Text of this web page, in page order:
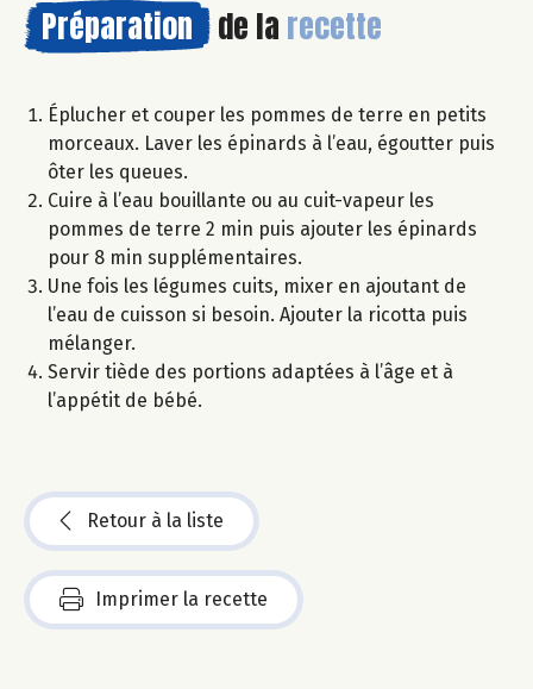
Préparation de la recette
Éplucher et couper les pommes de terre en petits
morceaux. Laver les épinards à l’eau, égoutter puis
ôter les queues.
Cuire à l’eau bouillante ou au cuit-vapeur les
pommes de terre 2 min puis ajouter les épinards
pour 8 min supplémentaires.
Une fois les légumes cuits, mixer en ajoutant de
l’eau de cuisson si besoin. Ajouter la ricotta puis
mélanger.
Servir tiède des portions adaptées à l’âge et à
l’appétit de bébé.
Retour à la liste
Imprimer la recette